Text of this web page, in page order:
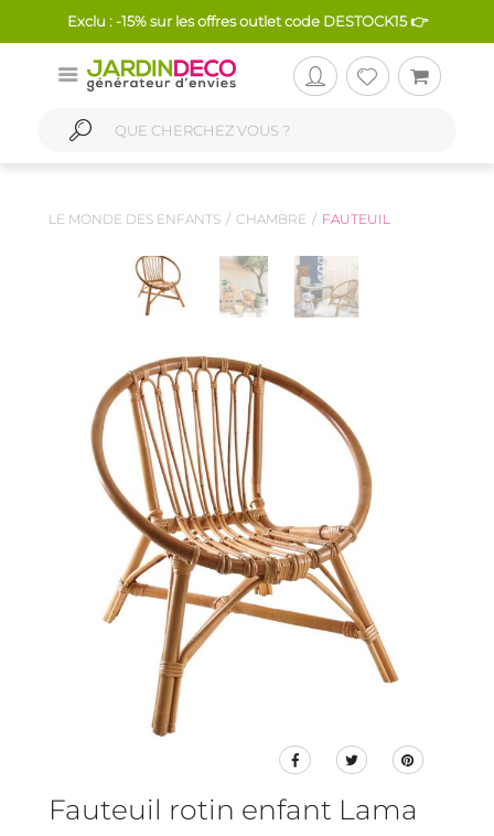
Exclu : -15% sur les offres outlet code DESTOCK15 👉
LE MONDE DES ENFANTS CHAMBRE FAUTEUIL
Fauteuil rotin enfant Lama